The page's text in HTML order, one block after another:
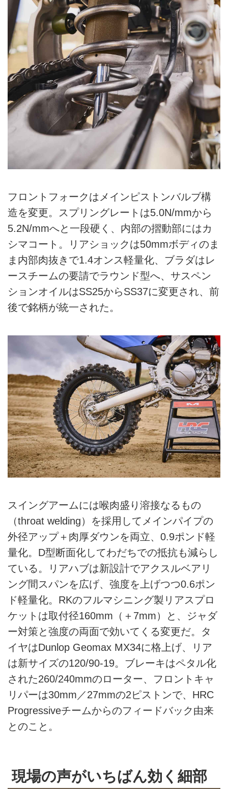
フロントフォークはメインピストンバルブ構
造を変更。スプリングレートは5.0N/mmから
5.2N/mmへと一段硬く、内部の摺動部にはカ
シマコート。リアショックは50mmボディのま
ま内部肉抜きで1.4オンス軽量化、ブラダはレ
ースチームの要請でラウンド型へ、サスペン
ションオイルはSS25からSS37に変更され、前
後で銘柄が統一された。
スイングアームには喉肉盛り溶接なるもの
（throat welding）を採用してメインパイプの
外径アップ＋肉厚ダウンを両立、0.9ポンド軽
量化。D型断面化してわだちでの抵抗も減らし
ている。リアハブは新設計でアクスルベアリ
ング間スパンを広げ、強度を上げつつ0.6ポン
ド軽量化。RKのフルマシニング製リアスプロ
ケットは取付径160mm（＋7mm）と、ジャダ
ー対策と強度の両面で効いてくる変更だ。タ
イヤはDunlop Geomax MX34に格上げ、リア
は新サイズの120/90-19。ブレーキはペタル化
された260/240mmのローター、フロントキャ
リパーは30mm／27mmの2ピストンで、HRC
Progressiveチームからのフィードバック由来
とのこと。
現場の声がいちばん効く細部